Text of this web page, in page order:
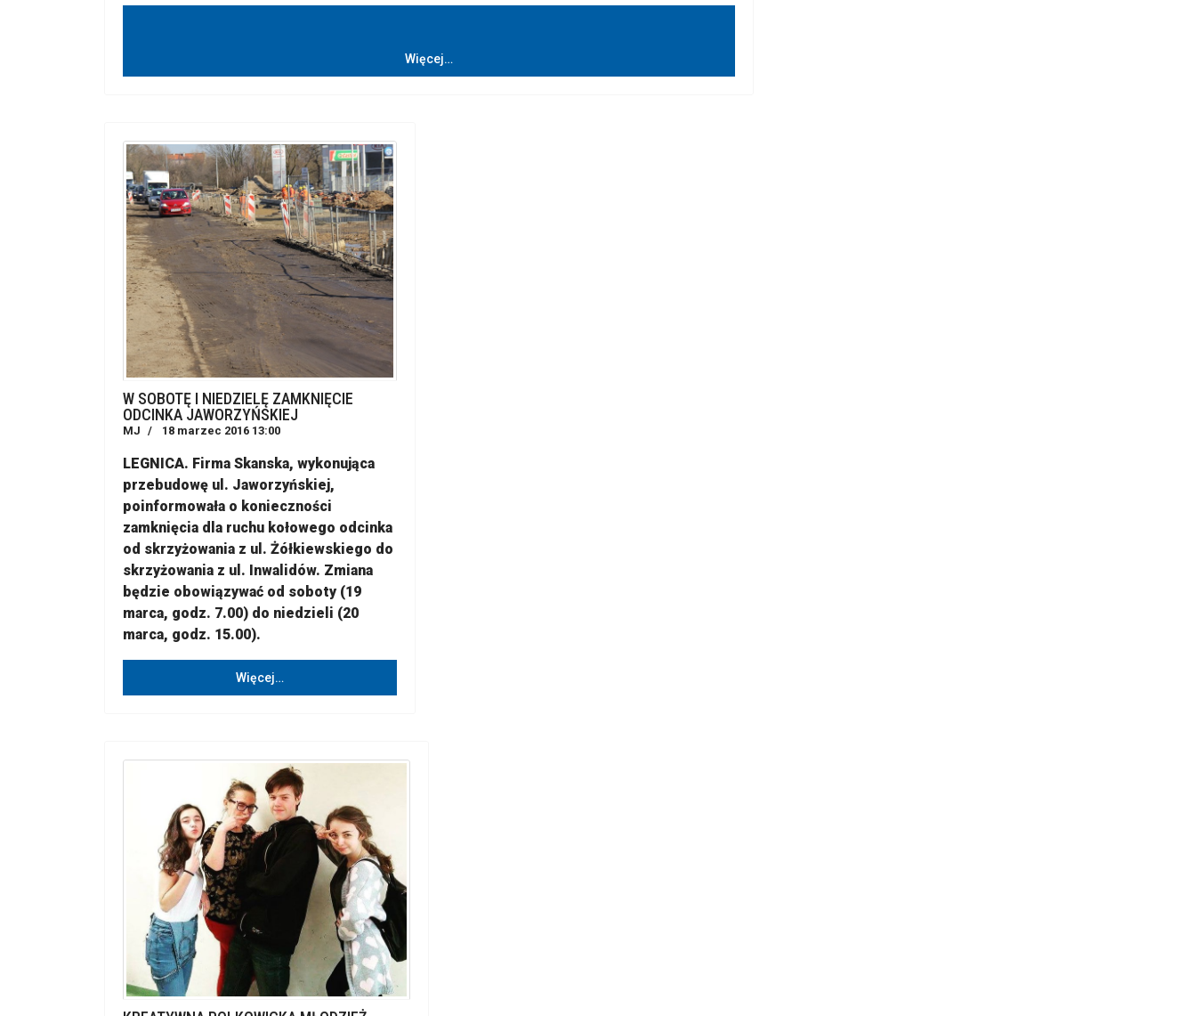
Więcej…
W SOBOTĘ I NIEDZIELĘ ZAMKNIĘCIE
ODCINKA JAWORZYŃSKIEJ
MJ 18 marzec 2016 13:00
LEGNICA. Firma Skanska, wykonująca
przebudowę ul. Jaworzyńskiej,
poinformowała o konieczności
zamknięcia dla ruchu kołowego odcinka
od skrzyżowania z ul. Żółkiewskiego do
skrzyżowania z ul. Inwalidów. Zmiana
będzie obowiązywać od soboty (19
marca, godz. 7.00) do niedzieli (20
marca, godz. 15.00).
Więcej…